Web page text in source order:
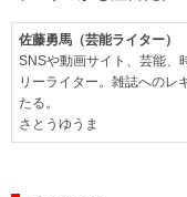
佐藤勇馬（芸能ライター）
SNSや動画サイト、芸能、
リーライター。雑誌へのレ
たる。
さとうゆうま